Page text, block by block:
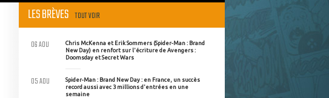
LES BRÈVES TOUT VOIR
Chris McKenna et Erik Sommers (Spider-Man : Brand
New Day) en renfort sur l'écriture de Avengers :
Doomsday et Secret Wars
06 AOU
Spider-Man : Brand New Day : en France, un succès
record aussi avec 3 millions d'entrées en une
semaine
05 AOU